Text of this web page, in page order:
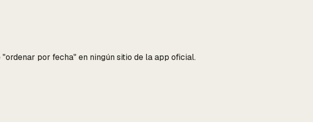
por fecha" en ningún sitio de la app oficial.